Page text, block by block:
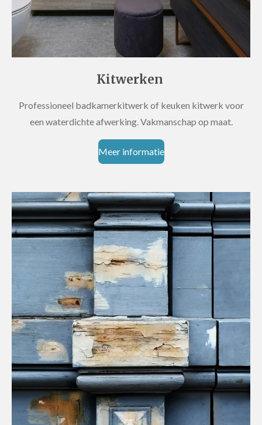
Kitwerken
Professioneel badkamerkitwerk of keuken kitwerk voor
een waterdichte afwerking. Vakmanschap op maat.
Meer informatie